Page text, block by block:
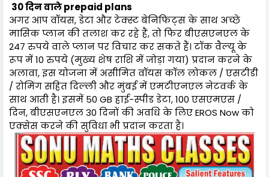
30 दिन वाले prepaid plans
अगर आप वॉयस, डेटा और टेक्स्ट बेनिफिट्स के साथ अच्छे
मासिक प्लान की तलाश कर रहे हैं, तो फिर बीएसएनएल के
247 रुपये वाले प्लान पर विचार कर सकते हैं। टॉक वैल्यू के
रूप में 10 रुपये (मुख्य शेष राशि में जोड़ा गया) प्रदान करने के
अलावा, इस योजना में असीमित वॉयस कॉल लोकल / एसटीडी
/ रोमिंग सहित दिल्ली और मुंबई में एमटीएनएल नेटवर्क के
साथ आती है। इसमें 50 GB हाई-स्पीड डेटा, 100 एसएमएस /
दिन, बीएसएनएल 30 दिनों की अवधि के लिए EROS Now को
एक्सेस करने की सुविधा भी प्रदान करता है।